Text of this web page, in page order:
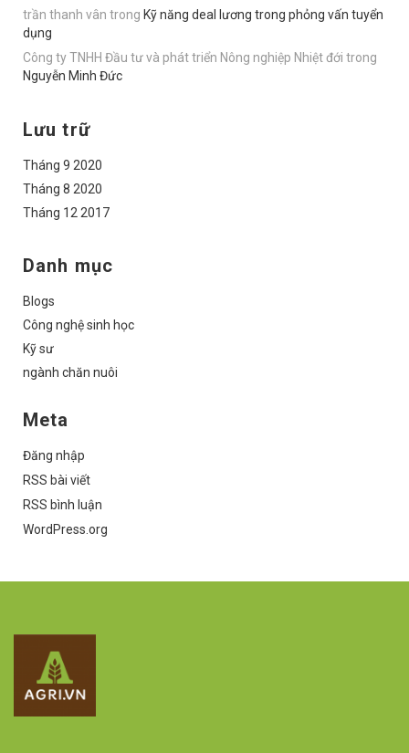
trần thanh vân trong Kỹ năng deal lương trong phỏng vấn tuyển
dụng
Công ty TNHH Đầu tư và phát triển Nông nghiệp Nhiệt đới trong
Nguyễn Minh Đức
Lưu trữ
Tháng 9 2020
Tháng 8 2020
Tháng 12 2017
Danh mục
Blogs
Công nghệ sinh học
Kỹ sư
ngành chăn nuôi
Meta
Đăng nhập
RSS bài viết
RSS bình luận
WordPress.org